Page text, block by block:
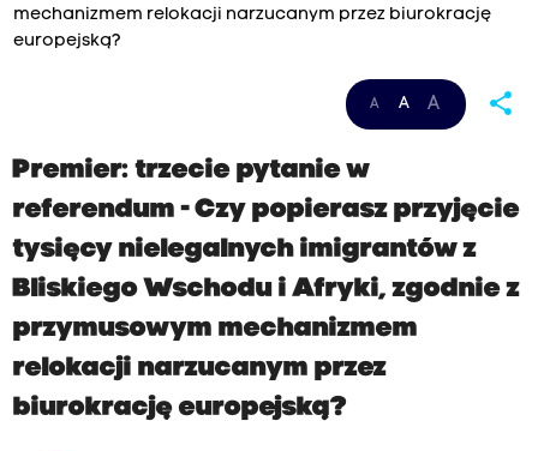
mechanizmem relokacji narzucanym przez biurokrację
europejską?
A A A share
Premier: trzecie pytanie w
referendum - Czy popierasz przyjęcie
tysięcy nielegalnych imigrantów z
Bliskiego Wschodu i Afryki, zgodnie z
przymusowym mechanizmem
relokacji narzucanym przez
biurokrację europejską?